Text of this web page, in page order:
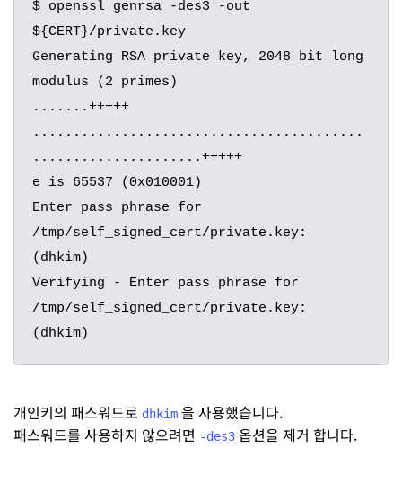
$ openssl genrsa -des3 -out
${CERT}/private.key
Generating RSA private key, 2048 bit long
modulus (2 primes)
.......+++++
.........................................
.....................+++++
e is 65537 (0x010001)
Enter pass phrase for
/tmp/self_signed_cert/private.key:
(dhkim)
Verifying - Enter pass phrase for
/tmp/self_signed_cert/private.key:
(dhkim)
개인키의 패스워드로 dhkim 을 사용했습니다.
패스워드를 사용하지 않으려면 -des3 옵션을 제거 합니다.